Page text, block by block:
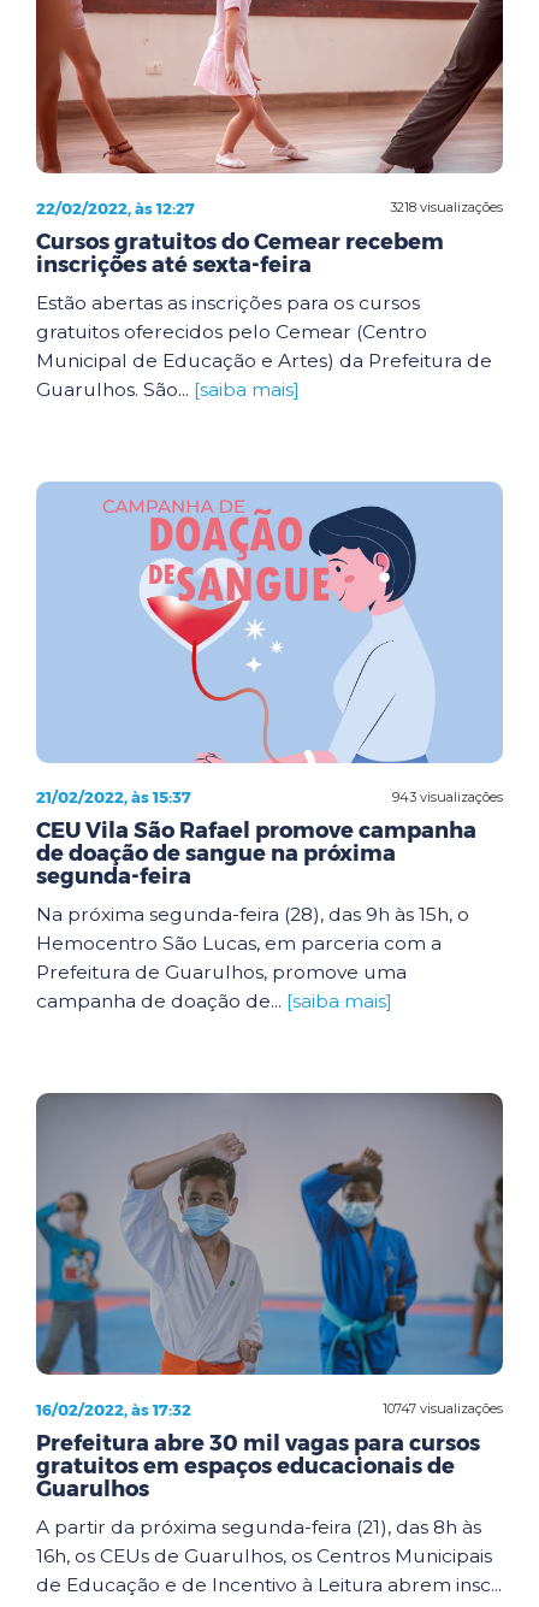
3218 visualizações
22/02/2022, às 12:27
Cursos gratuitos do Cemear recebem
inscrições até sexta-feira
Estão abertas as inscrições para os cursos
gratuitos oferecidos pelo Cemear (Centro
Municipal de Educação e Artes) da Prefeitura de
Guarulhos. São... [saiba mais]
943 visualizações
21/02/2022, às 15:37
CEU Vila São Rafael promove campanha
de doação de sangue na próxima
segunda-feira
Na próxima segunda-feira (28), das 9h às 15h, o
Hemocentro São Lucas, em parceria com a
Prefeitura de Guarulhos, promove uma
campanha de doação de... [saiba mais]
10747 visualizações
16/02/2022, às 17:32
Prefeitura abre 30 mil vagas para cursos
gratuitos em espaços educacionais de
Guarulhos
A partir da próxima segunda-feira (21), das 8h às
16h, os CEUs de Guarulhos, os Centros Municipais
de Educação e de Incentivo à Leitura abrem insc...